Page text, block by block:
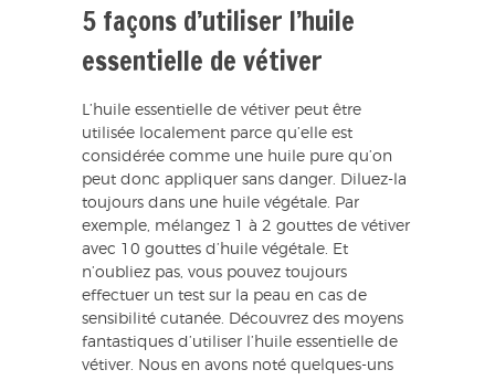
5 façons d’utiliser l’huile
essentielle de vétiver
L’huile essentielle de vétiver peut être
utilisée localement parce qu’elle est
considérée comme une huile pure qu’on
peut donc appliquer sans danger. Diluez-la
toujours dans une huile végétale. Par
exemple, mélangez 1 à 2 gouttes de vétiver
avec 10 gouttes d’huile végétale. Et
n’oubliez pas, vous pouvez toujours
effectuer un test sur la peau en cas de
sensibilité cutanée. Découvrez des moyens
fantastiques d’utiliser l’huile essentielle de
vétiver. Nous en avons noté quelques-uns